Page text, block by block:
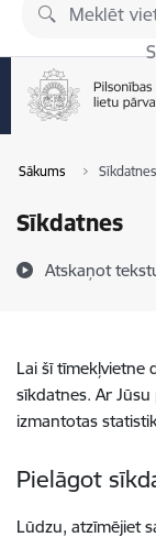
Pāriet uz lapas
Sākums Sīkdatnes
Sīkdatnes
Atskaņot
Lai šī tīmekļvietne
sīkdatnes. Ar
izmantotas
Pielāgot
Lūdzu, atzīmējiet